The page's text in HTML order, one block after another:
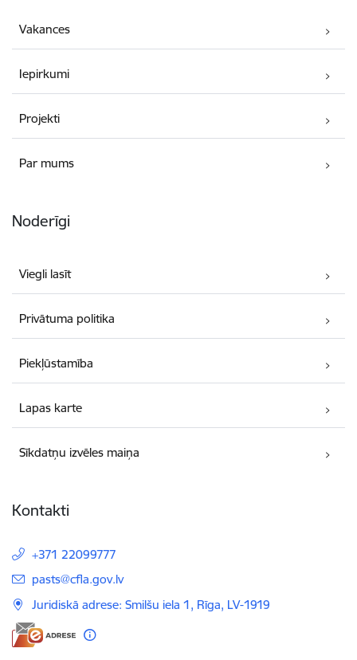
Vakances
Iepirkumi
Projekti
Par mums
Noderīgi
Viegli lasīt
Privātuma politika
Piekļūstamība
Lapas karte
Sīkdatņu izvēles maiņa
Kontakti
+371 22099777
E-pasts:
pasts@cfla.gov.lv
Juridiskā adrese: Smilšu iela 1, Rīga, LV-1919